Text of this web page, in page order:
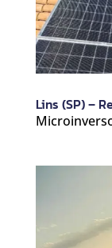
Lins (SP) –